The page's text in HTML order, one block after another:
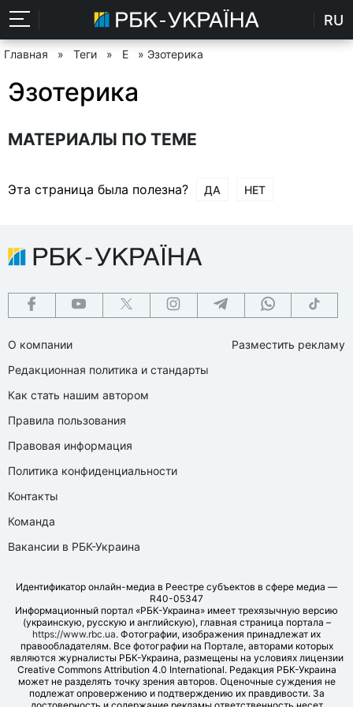
RU
Главная » Теги » Е » Эзотерика
Эзотерика
МАТЕРИАЛЫ ПО ТЕМЕ
Эта страница была полезна? ДА НЕТ
О компании
Редакционная политика и стандарты
Как стать нашим автором
Правила пользования
Правовая информация
Политика конфиденциальности
Контакты
Команда
Вакансии в РБК-Украина
Разместить рекламу
Идентификатор онлайн-медиа в Реестре субъектов в сфере медиа —
R40-05347
Информационный портал «РБК-Украина» имеет трехязычную версию
(украинскую, русскую и английскую), главная страница портала –
https://www.rbc.ua. Фотографии, изображения принадлежат их
правообладателям. Все фотографии на Портале, авторами которых
являются журналисты РБК-Украина, размещены на условиях лицензии
Creative Commons Attribution 4.0 International. Редакция РБК-Украина
может не разделять точку зрения авторов. Оценочные суждения не
подлежат опровержению и подтверждению их правдивости. За